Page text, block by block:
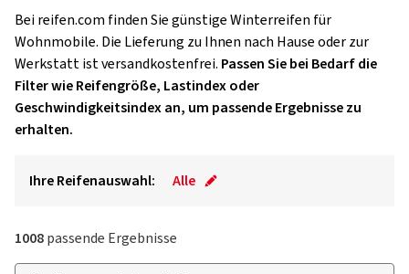
Bei reifen.com finden Sie günstige Winterreifen für
Wohnmobile. Die Lieferung zu Ihnen nach Hause oder zur
Werkstatt ist versandkostenfrei. Passen Sie bei Bedarf die
Filter wie Reifengröße, Lastindex oder
Geschwindigkeitsindex an, um passende Ergebnisse zu
erhalten.
Ihre Reifenauswahl: Alle
1008passende Ergebnisse